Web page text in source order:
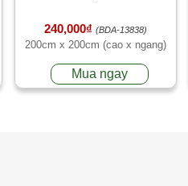
240,000₫ (BDA-13838)
200cm x 200cm (cao x ngang)
Mua ngay